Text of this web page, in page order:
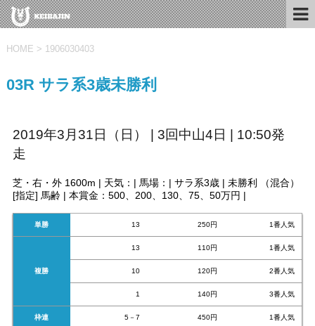
HOME > 1906030403
03R サラ系3歳未勝利
2019年3月31日（日） | 3回中山4日 | 10:50発
走
芝・右・外 1600m | 天気：| 馬場：| サラ系3歳 | 未勝利 （混合）
[指定] 馬齢 | 本賞金：500、200、130、75、50万円 |
単勝 13 250円 1番人気
複勝
13 110円 1番人気
10 120円 2番人気
1 140円 3番人気
枠連 5－7 450円 1番人気